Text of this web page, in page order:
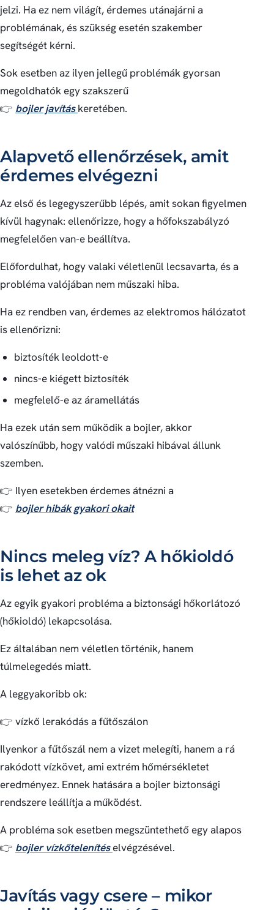
jelzi. Ha ez nem világít, érdemes utánajárni a
problémának, és szükség esetén szakember
segítségét kérni.
Sok esetben az ilyen jellegű problémák gyorsan
megoldhatók egy szakszerű
👉 bojler javításkeretében.
Alapvető ellenőrzések, amit
érdemes elvégezni
Az első és legegyszerűbb lépés, amit sokan figyelmen
kívül hagynak: ellenőrizze, hogy a hőfokszabályzó
megfelelően van-e beállítva.
Előfordulhat, hogy valaki véletlenül lecsavarta, és a
probléma valójában nem műszaki hiba.
Ha ez rendben van, érdemes az elektromos hálózatot
is ellenőrizni:
biztosíték leoldott-e
nincs-e kiégett biztosíték
megfelelő-e az áramellátás
Ha ezek után sem működik a bojler, akkor
valószínűbb, hogy valódi műszaki hibával állunk
szemben.
👉 Ilyen esetekben érdemes átnézni a
👉 bojler hibák gyakori okait
Nincs meleg víz? A hőkioldó
is lehet az ok
Az egyik gyakori probléma a biztonsági hőkorlátozó
(hőkioldó) lekapcsolása.
Ez általában nem véletlen történik, hanem
túlmelegedés miatt.
A leggyakoribb ok:
👉 vízkő lerakódás a fűtőszálon
Ilyenkor a fűtőszál nem a vizet melegíti, hanem a rá
rakódott vízkövet, ami extrém hőmérsékletet
eredményez. Ennek hatására a bojler biztonsági
rendszere leállítja a működést.
A probléma sok esetben megszüntethető egy alapos
👉 bojler vízkőtelenítéselvégzésével.
Javítás vagy csere – mikor